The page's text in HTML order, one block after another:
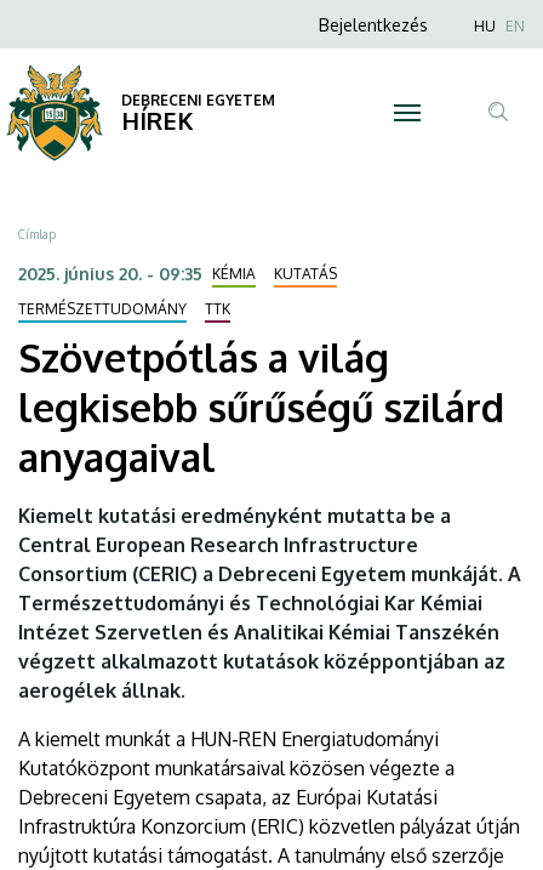
világ
legkisebb
sűrűségű
szilárd
anyagaival
DEBRECENI
EGYETEM
a
tartalomra
Anonim
menüje
Bejelentkezés HU EN
DEBRECENI EGYETEM
HÍREK
Morzsa
Címlap
2025. június 20. - 09:35 KÉMIA
KUTATÁS
TERMÉSZETTUDOMÁNY
TTK
Szövetpótlás a világ
legkisebb sűrűségű szilárd
anyagaival
Kiemelt kutatási eredményként mutatta be a
Central European Research Infrastructure
Consortium (CERIC) a Debreceni Egyetem munkáját. A
Természettudományi és Technológiai Kar Kémiai
Intézet Szervetlen és Analitikai Kémiai Tanszékén
végzett alkalmazott kutatások középpontjában az
aerogélek állnak.
A kiemelt munkát a HUN-REN Energiatudományi
Kutatóközpont munkatársaival közösen végezte a
Debreceni Egyetem csapata, az Európai Kutatási
Infrastruktúra Konzorcium (ERIC) közvetlen pályázat útján
nyújtott kutatási támogatást. A tanulmány első szerzője